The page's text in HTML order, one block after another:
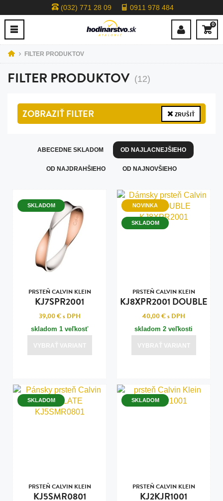
(032) 771 28 09 0911 978 484
0
FILTER PRODUKTOV
FILTER PRODUKTOV (12)
ZOBRAZIŤFILTER ZRUŠIŤ
ABECEDNE SKLADOM OD NAJLACNEJŠIEHO
OD NAJDRAHŠIEHO OD NAJNOVŠIEHO
SKLADOM
PRSTEŇ CALVIN KLEIN
KJ7SPR2001
39,00 €s DPH
skladom 1 veľkosť
VYBRAŤ VARIANT
NOVINKA
SKLADOM
PRSTEŇ CALVIN KLEIN
KJ8XPR2001 DOUBLE
40,00 €s DPH
skladom 2 veľkosti
VYBRAŤ VARIANT
SKLADOM
PRSTEŇ CALVIN KLEIN
KJ5SMR0801
SKLADOM
PRSTEŇ CALVIN KLEIN
KJ2KJR1001